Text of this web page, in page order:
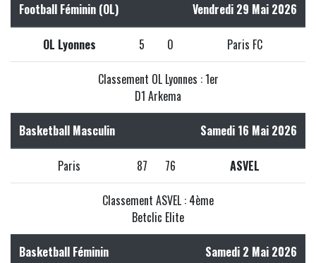
Football Féminin (OL) Vendredi 29 Mai 2026
OL Lyonnes 5 0 Paris FC
Classement OL Lyonnes : 1er
D1 Arkema
Basketball Masculin Samedi 16 Mai 2026
Paris 87 76 ASVEL
Classement ASVEL : 4ème
Betclic Elite
Basketball Féminin Samedi 2 Mai 2026